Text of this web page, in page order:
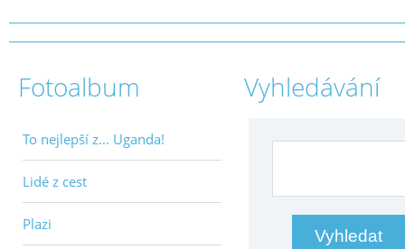
Fotoalbum
To nejlepší z... Uganda!
Lidé z cest
Plazi
Vyhledávání